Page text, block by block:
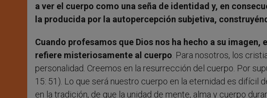
a ver el cuerpo como una seña de identidad y, en
la producida por la autopercepción subjetiva,
Cuando profesamos que Dios nos ha hecho a su
refiere misteriosamente al cuerpo . Para nosotros, los
personalidad. Creemos en la resurrección del cuerpo. Por
15: 51). Lo que será nuestro cuerpo en la eternidad es difícil
en la tradición, de que la unidad de mente, alma y cuerpo